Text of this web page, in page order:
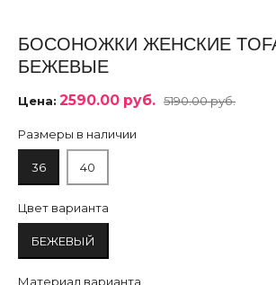
БОСОНОЖКИ ЖЕНСКИЕ TOFA
БЕЖЕВЫЕ
Цена: 2590.00 руб. 5190.00 руб.
Размеры в наличии
36 40
Цвет варианта
БЕЖЕВЫЙ
Материал варианта